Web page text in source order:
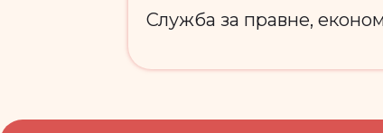
Служба за правне,